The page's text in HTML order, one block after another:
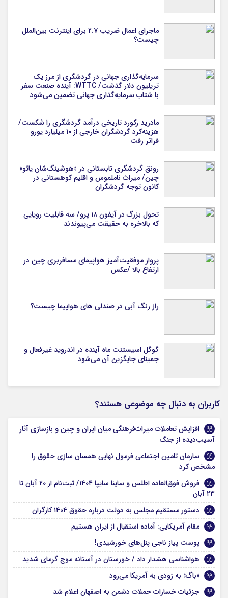
ماجرای اعمال ضریب ۲.۷ برای اینترنت بین‌الملل
چیست؟
سرمایه‌گذاری جهانی در گردشگری از مرز یک
تریلیون دلار گذشت/ WTTC: آینده صنعت سفر
با شتاب سرمایه‌گذاری جهانی تضمین می‌شود
مادرید رکورد تاریخی درآمد گردشگری را شکست/
هزینه‌کرد گردشگران خارجی از ۱۰ میلیارد یورو
فراتر رفت
رونق گردشگری تابستانی در «هوشینگ‌شان یائو»
چین/ میراث ناملموس و اقلیم کوهستانی در
کانون توجه گردشگران
تحول بزرگ در آیفون ۱۸ پرو/ سه قابلیت رویایی
که بالاخره به حقیقت می‌پیوندند
پرواز موفقیت‌آمیز هواپیمای مسافربری چین در
ارتفاع بالا /عکس
راز رنگ آبی در صندلی های هواپیما چیست؟
گوگل اسیستنت ماه آینده در اندروید غیرفعال و
جمینای جایگزین آن می‌شود
کاربران به دنبال چه موضوعی هستند؟
افزایش تعاملات میراث‌فرهنگی میان ایران و چین و بازسازی آثار
آسیب‌دیده از جنگ
سازمان تامین اجتماعی فرمول نهایی همسان سازی حقوق را
مشخص کرد
فروش فوق‌العاده اطلس و ساینا سایپا ۱۴۰۴/ ثبت‌نام از ۲۰ آبان تا
۲۳ آبان
دستور مستقیم مجلس به دولت درباره حقوق ۱۴۰۴ کارگران
مقام آمریکایی: آماده استقبال از ایران هستیم
پوست پیاز ناجی پنل‌های خورشیدی!
هواشناسی هشدار داد / خوزستان در آستانه موج گرمای شدید
«باگ» به زودی به آمریکا می‌رود
جزئیات خسارات حملات دشمن به اصفهان اعلام شد